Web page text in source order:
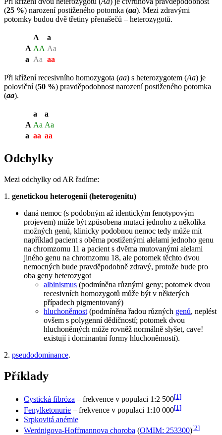
(25 %) narození postiženého potomka (aa). Mezi zdravými
potomky budou dvě třetiny přenašečů – heterozygotů.
A
a
A AA Aa
a Aa aa
Při křížení recesivního homozygota (aa) s heterozygotem (Aa) je
poloviční (50 %) pravděpodobnost narození postiženého potomka
(aa).
a
a
A Aa Aa
a aa aa
Odchylky
Mezi odchylky od AR řadíme:
1. genetickou heterogenii (heterogenitu)
daná nemoc (s podobným až identickým fenotypovým
projevem) může být způsobena mutací jednoho z několika
možných genů, klinicky podobnou nemoc tedy může mít
například pacient s oběma postiženými alelami jednoho genu
na chromzomu 11 a pacient s dvěma mutovanými alelami
jiného genu na chromzomu 18, ale potomek těchto dvou
nemocných bude pravděpodobně zdravý, protože bude pro
oba geny heterozygot
albinismus (podmíněna různými geny; potomek dvou
recesivních homozygotů může být v některých
případech pigmentovaný)
hluchoněmost (podmíněna řadou různých genů, neplést
ovšem s polygenní dědičností; potomek dvou
hluchoněmých může rovněž normálně slyšet, cave!
existují i dominantní formy hluchoněmosti).
2. pseudodominance.
Příklady
Cystická fibróza – frekvence v populaci 1:2 500[1 ]
Fenylketonurie – frekvence v populaci 1:10 000[1]
Srpkovitá anémie
Werdnigova-Hoffmannova choroba (OMIM: 253300)[2]